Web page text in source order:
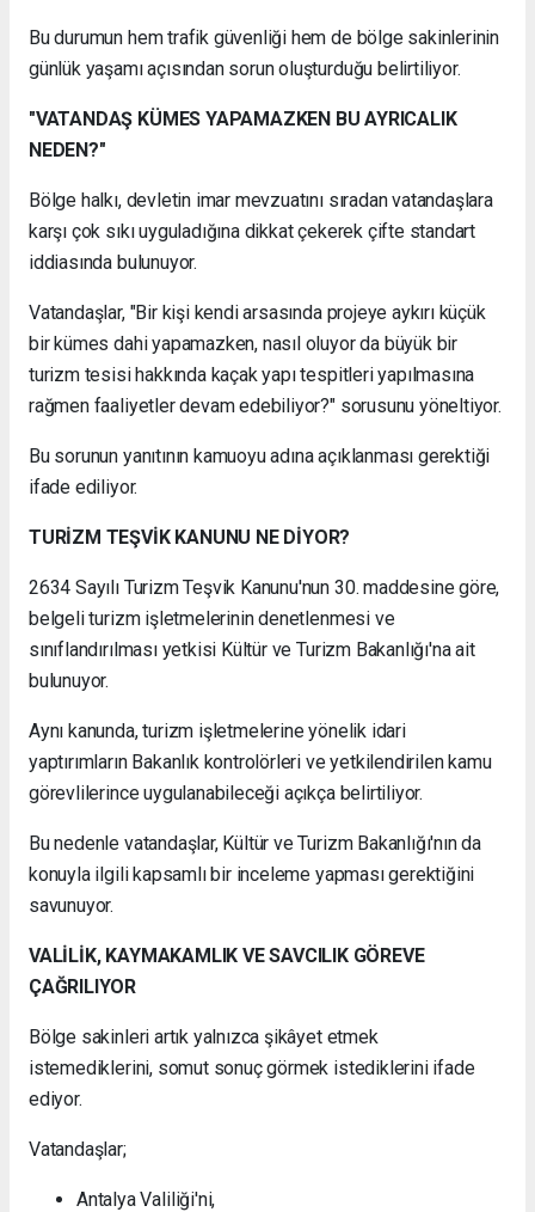
Bu durumun hem trafik güvenliği hem de bölge sakinlerinin
günlük yaşamı açısından sorun oluşturduğu belirtiliyor.
"VATANDAŞ KÜMES YAPAMAZKEN BU AYRICALIK
NEDEN?"
Bölge halkı, devletin imar mevzuatını sıradan vatandaşlara
karşı çok sıkı uyguladığına dikkat çekerek çifte standart
iddiasında bulunuyor.
Vatandaşlar, "Bir kişi kendi arsasında projeye aykırı küçük
bir kümes dahi yapamazken, nasıl oluyor da büyük bir
turizm tesisi hakkında kaçak yapı tespitleri yapılmasına
rağmen faaliyetler devam edebiliyor?" sorusunu yöneltiyor.
Bu sorunun yanıtının kamuoyu adına açıklanması gerektiği
ifade ediliyor.
TURİZM TEŞVİK KANUNU NE DİYOR?
2634 Sayılı Turizm Teşvik Kanunu'nun 30. maddesine göre,
belgeli turizm işletmelerinin denetlenmesi ve
sınıflandırılması yetkisi Kültür ve Turizm Bakanlığı'na ait
bulunuyor.
Aynı kanunda, turizm işletmelerine yönelik idari
yaptırımların Bakanlık kontrolörleri ve yetkilendirilen kamu
görevlilerince uygulanabileceği açıkça belirtiliyor.
Bu nedenle vatandaşlar, Kültür ve Turizm Bakanlığı'nın da
konuyla ilgili kapsamlı bir inceleme yapması gerektiğini
savunuyor.
VALİLİK, KAYMAKAMLIK VE SAVCILIK GÖREVE
ÇAĞRILIYOR
Bölge sakinleri artık yalnızca şikâyet etmek
istemediklerini, somut sonuç görmek istediklerini ifade
ediyor.
Vatandaşlar;
Antalya Valiliği'ni,